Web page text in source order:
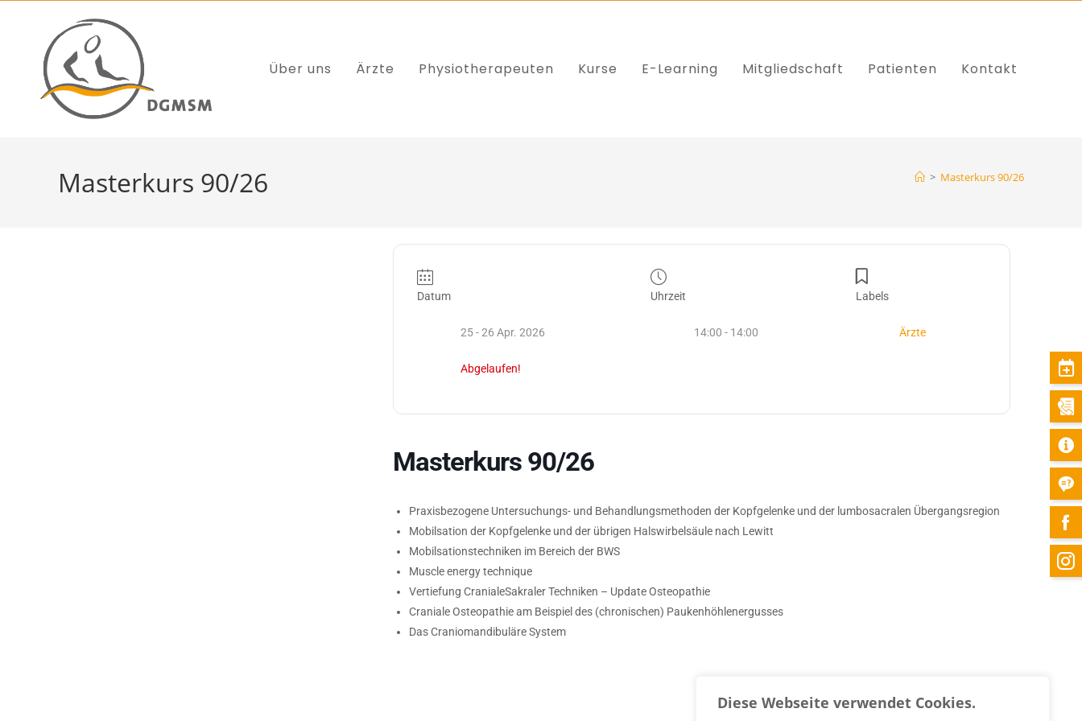
Diese Webseite verwendet Cookies.
Über uns Ärzte Physiotherapeuten Kurse E-Learning Mitgliedschaft Patienten Kontakt
Masterkurs 90/26 > Masterkurs 90/26
Datum
25 - 26 Apr. 2026
Abgelaufen!
Uhrzeit
14:00 - 14:00
Labels
Ärzte
Masterkurs 90/26
Praxisbezogene Untersuchungs- und Behandlungsmethoden der Kopfgelenke und der lumbosacralen Übergangsregion
Mobilsation der Kopfgelenke und der übrigen Halswirbelsäule nach Lewitt
Mobilsationstechniken im Bereich der BWS
Muscle energy technique
Vertiefung CranialeSakraler Techniken – Update Osteopathie
Craniale Osteopathie am Beispiel des (chronischen) Paukenhöhlenergusses
Das Craniomandibuläre System